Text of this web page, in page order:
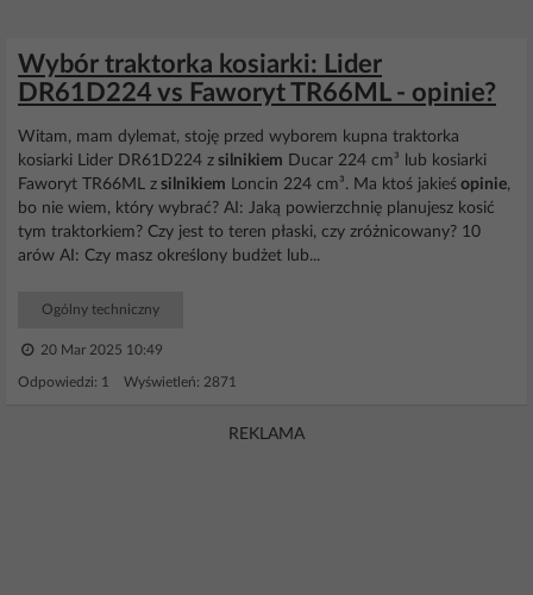
Wybór traktorka kosiarki: Lider
DR61D224 vs Faworyt TR66ML - opinie?
Witam, mam dylemat, stoję przed wyborem kupna traktorka
kosiarki Lider DR61D224 z silnikiem Ducar 224 cm³ lub kosiarki
Faworyt TR66ML z silnikiem Loncin 224 cm³. Ma ktoś jakieś opinie,
bo nie wiem, który wybrać? AI: Jaką powierzchnię planujesz kosić
tym traktorkiem? Czy jest to teren płaski, czy zróżnicowany? 10
arów AI: Czy masz określony budżet lub...
Ogólny techniczny
20 Mar 2025 10:49
Odpowiedzi: 1 Wyświetleń: 2871
REKLAMA